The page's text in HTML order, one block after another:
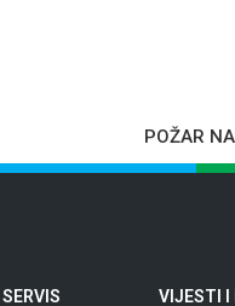
POŽAR
VIJESTI I